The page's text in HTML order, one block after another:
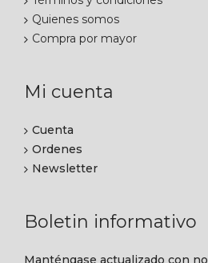
Quienes somos
Compra por mayor
Mi cuenta
Cuenta
Ordenes
Newsletter
Boletin informativo
Manténgase actualizado con